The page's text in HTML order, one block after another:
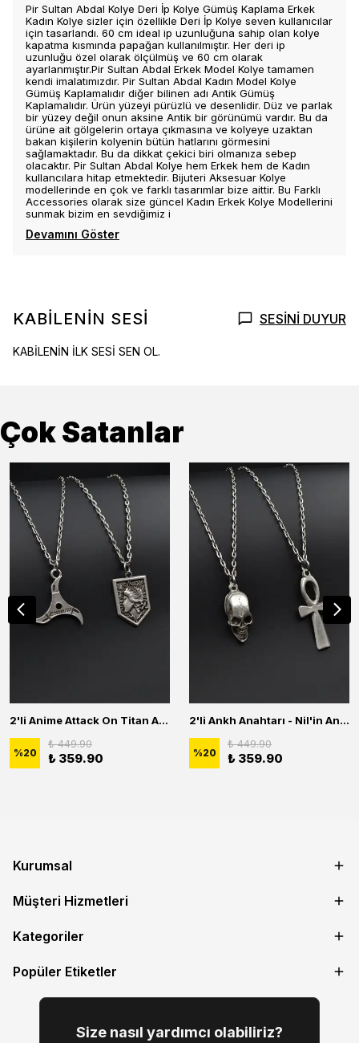
Pir Sultan Abdal Kolye Deri İp Kolye Gümüş Kaplama Erkek
Kadın Kolye sizler için özellikle Deri İp Kolye seven kullanıcılar
için tasarlandı. 60 cm ideal ip uzunluğuna sahip olan kolye
kapatma kısmında papağan kullanılmıştır. Her deri ip
uzunluğu özel olarak ölçülmüş ve 60 cm olarak
ayarlanmıştır.Pir Sultan Abdal Erkek Model Kolye tamamen
kendi imalatımızdır. Pir Sultan Abdal Kadın Model Kolye
Gümüş Kaplamalıdır diğer bilinen adı Antik Gümüş
Kaplamalıdır. Ürün yüzeyi pürüzlü ve desenlidir. Düz ve parlak
bir yüzey değil onun aksine Antik bir görünümü vardır. Bu da
ürüne ait gölgelerin ortaya çıkmasına ve kolyeye uzaktan
bakan kişilerin kolyenin bütün hatlarını görmesini
sağlamaktadır. Bu da dikkat çekici biri olmanıza sebep
olacaktır. Pir Sultan Abdal Kolye hem Erkek hem de Kadın
kullancılara hitap etmektedir. Bijuteri Aksesuar Kolye
modellerinde en çok ve farklı tasarımlar bize aittir. Bu Farklı
Accessories olarak size güncel Kadın Erkek Kolye Modellerini
sunmak bizim en sevdiğimiz i
Devamını Göster
KABİLENİN SESİ SESİNİ DUYUR
KABİLENİN İLK SESİ SEN OL.
Çok Satanlar
2'li Anime Attack On Titan Acrylic Maria Anime Naruto Erkek Kadın Kolye Seti
%20
₺ 449.90
₺ 359.90
2'li Ankh Anahtarı - Nil'in Anahtarı - Kuru Kafa Erkek Kadın Kolye Seti
%20
₺ 449.90
₺ 359.90
Kurumsal
Müşteri Hizmetleri
Kategoriler
Popüler Etiketler
Size nasıl yardımcı olabiliriz?